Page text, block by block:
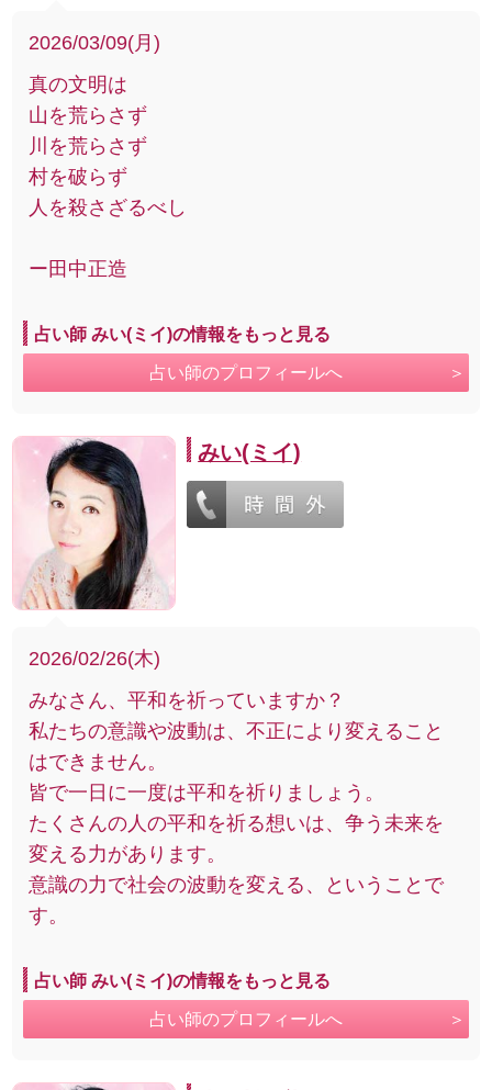
2026/03/09(月)
真の文明は
山を荒らさず
川を荒らさず
村を破らず
人を殺さざるべし
ー田中正造
占い師 みい(ミイ)の情報をもっと見る
占い師のプロフィールへ
みい(ミイ)
2026/02/26(木)
みなさん、平和を祈っていますか？
私たちの意識や波動は、不正により変えること
はできません。
皆で一日に一度は平和を祈りましょう。
たくさんの人の平和を祈る想いは、争う未来を
変える力があります。
意識の力で社会の波動を変える、ということで
す。
占い師 みい(ミイ)の情報をもっと見る
占い師のプロフィールへ